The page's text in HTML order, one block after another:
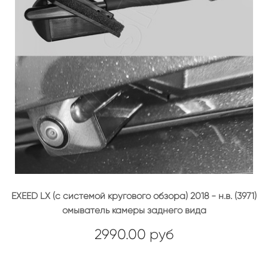
EXEED LX (с системой кругового обзора) 2018 - н.в. (3971)
омыватель камеры заднего вида
2990.00 руб